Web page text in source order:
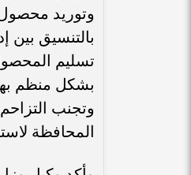
وتوريد محصول
بالتنسيق بين
تسليم
بشكل منظم
وتجنب
المحافظة